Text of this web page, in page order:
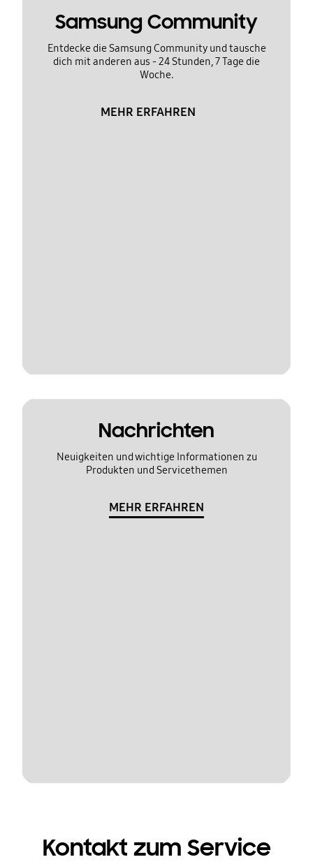
Samsung Community
Entdecke die Samsung Community und tausche
dich mit anderen aus - 24 Stunden, 7 Tage die
Woche.
MEHR ERFAHREN
Nachrichten
Neuigkeiten und wichtige Informationen zu
Produkten und Servicethemen
MEHR ERFAHREN
Kontakt zum Service